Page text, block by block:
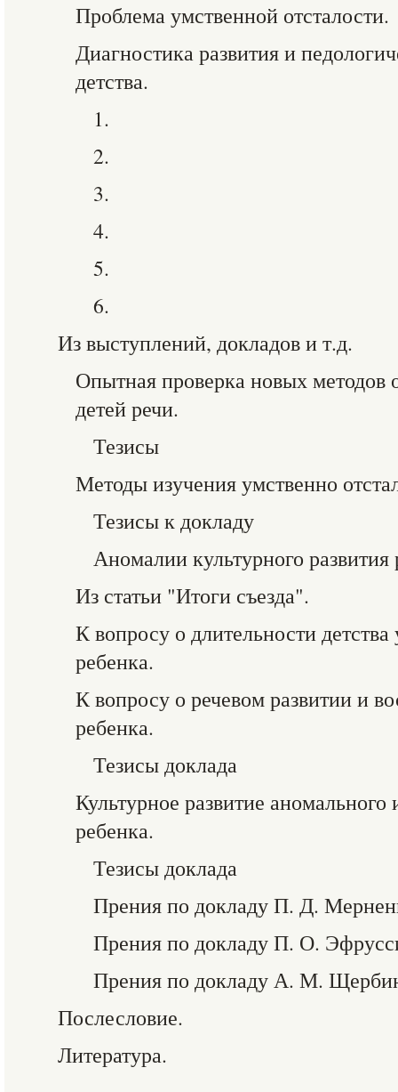
Проблема умственной отсталости.
Диагностика развития и
детства.
1.
2.
3.
4.
5.
6.
Из выступлений, докладов и т.д.
Опытная проверка новых методов
детей речи.
Тезисы
Методы изучения умственно
Тезисы к докладу
Аномалии культурного развития
Из статьи "Итоги съезда".
К вопросу о длительности детства
ребенка.
К вопросу о речевом развитии и
ребенка.
Тезисы доклада
Культурное развитие
ребенка.
Тезисы доклада
Прения по докладу П. Д.
Прения по докладу П. О.
Прения по докладу А. М.
Послесловие.
Литература.